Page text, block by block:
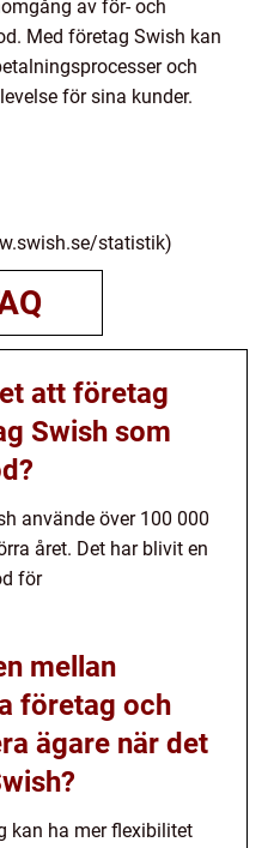
av för- och
Med företag Swish kan
och
för sina kunder.
statistik)
att företag
Swish som
använde över 100 000
året. Det har blivit en
för
mellan
företag och
ägare när det
kan ha mer flexibilitet